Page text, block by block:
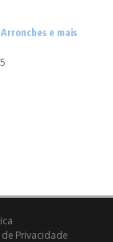
e mais
Privacidade